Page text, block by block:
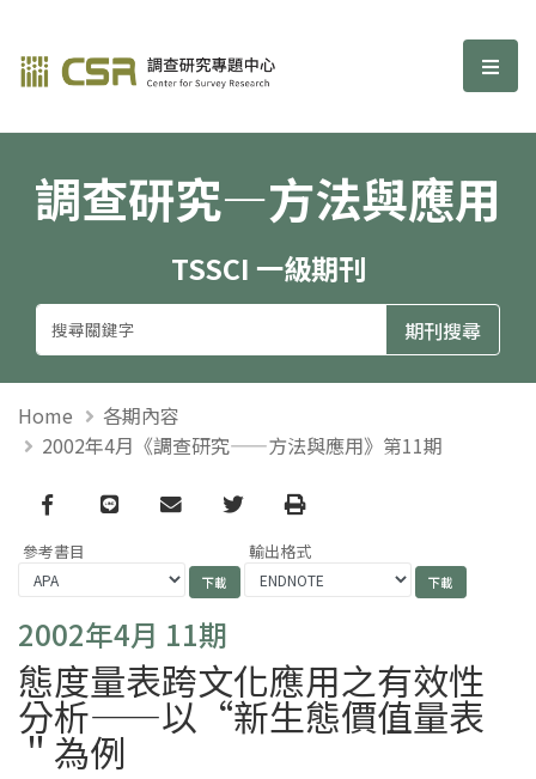
調查研究—方法與應用期刊 選
調查研究—方法與應用
TSSCI 一級期刊
Home
各期內容
2002年4月《調查研究——方法與應用》第11期
Facebook
line email TwitterPrint
參考書目 輸出格式
2002年4月 11期
態度量表跨文化應用之有效性
分析——以“新生態價值量表
＂為例